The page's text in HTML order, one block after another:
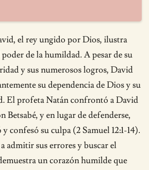
el rey ungido por Dios, ilustra
de la humildad. A pesar de su
y sus numerosos logros, David
su dependencia de Dios y su
El profeta Natán confrontó a David
Betsabé, y en lugar de defenderse,
confesó su culpa (2 Samuel 12:1-14).
admitir sus errores y buscar el
un corazón humilde que